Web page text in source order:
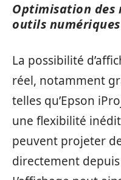
Optimisation des
outils numériques
La possibilité
réel, notamment
telles qu’Epson
une flexibilité
peuvent projeter
directement